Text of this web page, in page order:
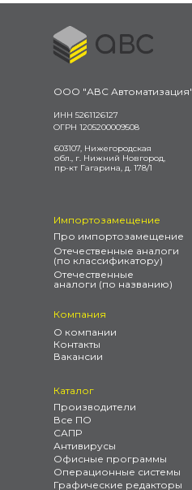
ИНН 5261126127
ОГРН 1205200009508
ООО "АВС Автоматизация"
603107, Нижегородская
обл., г. Нижний Новгород,
пр-кт Гагарина, д. 178/1
Все ПО
Производители
Антивирусы
Офисные программы
Каталог
Операционные системы
САПР
Графические редакторы
Отечественные
аналоги (по названию)
Про импортозамещение
Импортозамещение
Отечественные аналоги
(по классификатору)
Контакты
О компании
Компания
Вакансии